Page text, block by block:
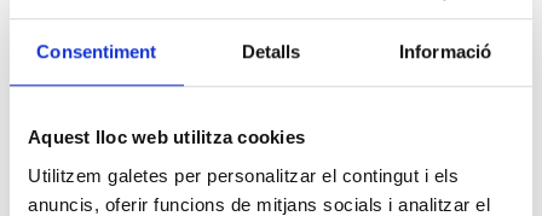
Consentiment Detalls Informació
Aquest lloc web utilitza cookies
Utilitzem galetes per personalitzar el contingut i els
anuncis, oferir funcions de mitjans socials i analitzar el